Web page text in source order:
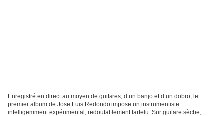
Enregistré en direct au moyen de guitares, d’un banjo et d’un dobro, le
premier album de Jose Luis Redondo impose un instrumentiste
intelligemment expérimental, redoutablement farfelu. Sur guitare sèche,